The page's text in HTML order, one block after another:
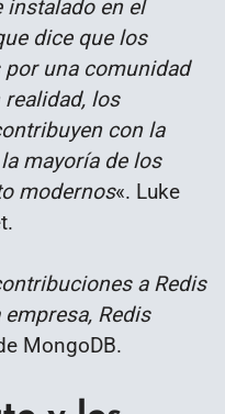
instalado en el
dice que los
una comunidad
los
con la
mayoría de los
modernos«. Luke
a Redis
Redis
MongoDB.